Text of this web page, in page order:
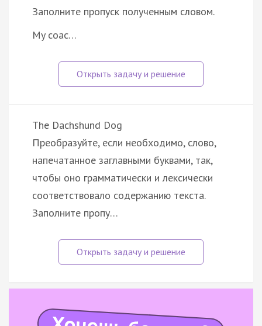
Заполните пропуск полученным словом.
My coac…
The Dachshund Dog
Преобразуйте, если необходимо, слово,
напечатанное заглавными буквами, так,
чтобы оно грамматически и лексически
соответствовало содержанию текста.
Заполните пропу…